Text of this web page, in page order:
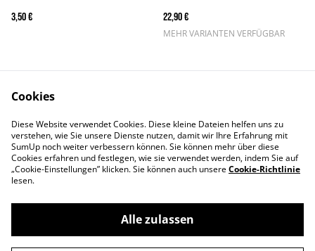
3,50 €
22,90 €
MEHR VARIANTEN VERFÜGBAR
Kontaktieren Sie uns
Rechtliche Bestimmungen
Datenschutzbestimmungen
von SumUp
Cookie-Richtlinie
©2026The Snouts
Cookies
Diese Website verwendet Cookies. Diese kleine Dateien helfen uns zu
verstehen, wie Sie unsere Dienste nutzen, damit wir Ihre Erfahrung mit
SumUp noch weiter verbessern können. Sie können mehr über diese
Cookies erfahren und festlegen, wie sie verwendet werden, indem Sie auf
„Cookie-Einstellungen” klicken. Sie können auch unsereCookie-Richtlinie
lesen.
Alle zulassen